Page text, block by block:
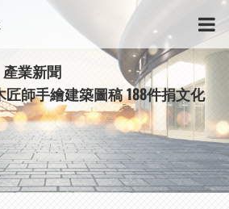
產業新聞
匠師手繪建築圖稿 188件捐文化